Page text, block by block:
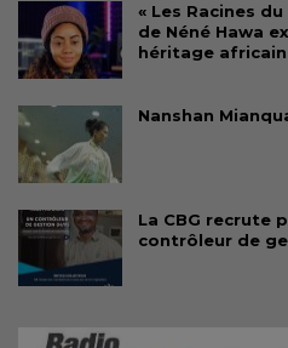
« Les Racines
de Néné Hawa
héritage
Nanshan
La CBG recrute
contrôleur de